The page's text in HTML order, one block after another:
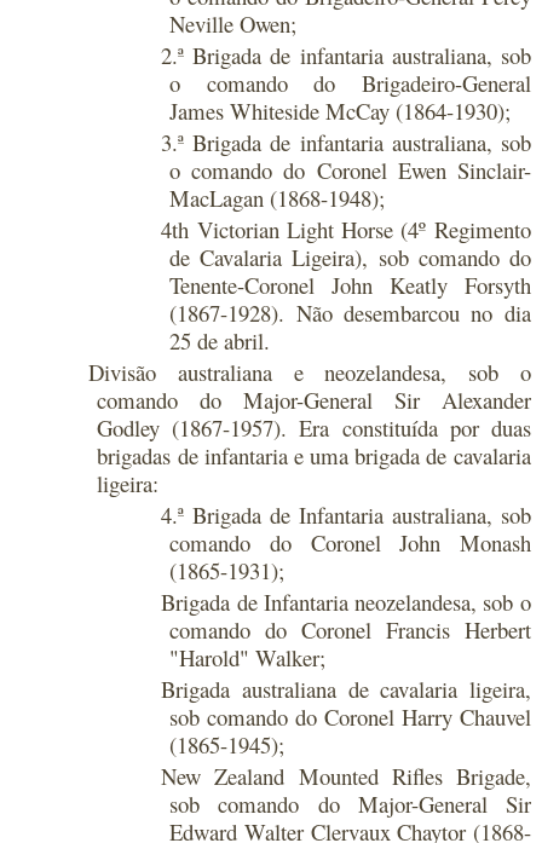
Neville Owen;
2.ª Brigada de infantaria australiana, sob
o comando do Brigadeiro-General
James Whiteside McCay (1864-1930);
3.ª Brigada de infantaria australiana, sob
o comando do Coronel Ewen Sinclair-
MacLagan (1868-1948);
4th Victorian Light Horse (4º Regimento
de Cavalaria Ligeira), sob comando do
Tenente-Coronel John Keatly Forsyth
(1867-1928). Não desembarcou no dia
25 de abril.
Divisão australiana e neozelandesa, sob o
comando do Major-General Sir Alexander
Godley (1867-1957). Era constituída por duas
brigadas de infantaria e uma brigada de cavalaria
ligeira:
4.ª Brigada de Infantaria australiana, sob
comando do Coronel John Monash
(1865-1931);
Brigada de Infantaria neozelandesa, sob o
comando do Coronel Francis Herbert
"Harold" Walker;
Brigada australiana de cavalaria ligeira,
sob comando do Coronel Harry Chauvel
(1865-1945);
New Zealand Mounted Rifles Brigade,
sob comando do Major-General Sir
Edward Walter Clervaux Chaytor (1868-